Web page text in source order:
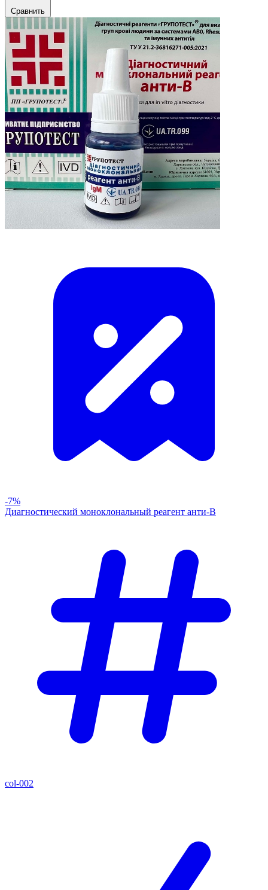
Сравнить
-7%
Диагностический моноклональный реагент анти-В
col-002